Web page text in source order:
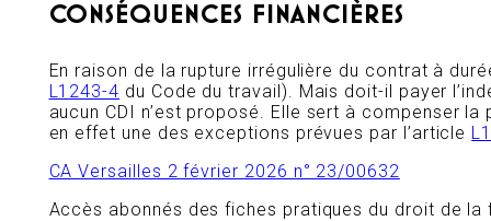
CONSÉQUENCES FINANCIÈRES
En raison de la rupture irrégulière du contrat à
L1243-4 du Code du travail). Mais doit-il payer
aucun CDI n’est proposé. Elle sert à compenser
en effet une des exceptions prévues par l’article
CA Versailles 2 février 2026 n° 23/00632
Accès abonnés des fiches pratiques du droit de